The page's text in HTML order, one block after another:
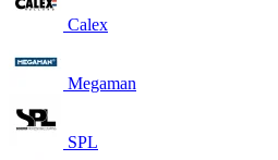
Calex
Megaman
SPL